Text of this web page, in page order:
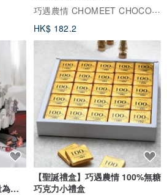
巧遇農情 CHOMEET CHOCOLATE
HK$ 182.2
五
【聖誕禮盒】巧遇農情 100%無糖
巧克力小禮盒